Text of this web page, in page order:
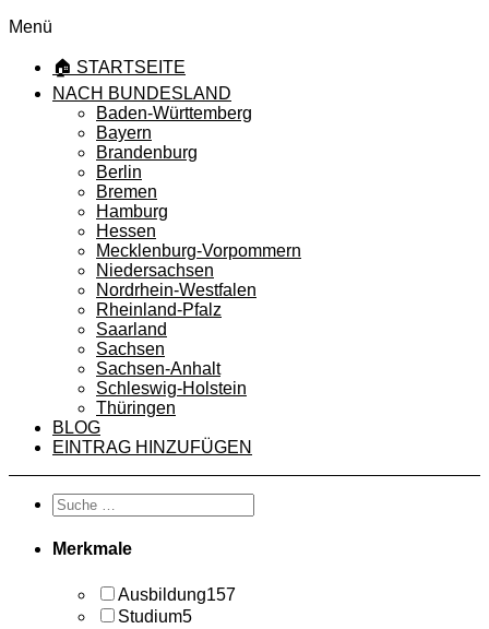
Menü
🏠 STARTSEITE
NACH BUNDESLAND
Baden-Württemberg
Bayern
Brandenburg
Berlin
Bremen
Hamburg
Hessen
Mecklenburg-Vorpommern
Niedersachsen
Nordrhein-Westfalen
Rheinland-Pfalz
Saarland
Sachsen
Sachsen-Anhalt
Schleswig-Holstein
Thüringen
BLOG
EINTRAG HINZUFÜGEN
Merkmale
Ausbildung157
Studium5